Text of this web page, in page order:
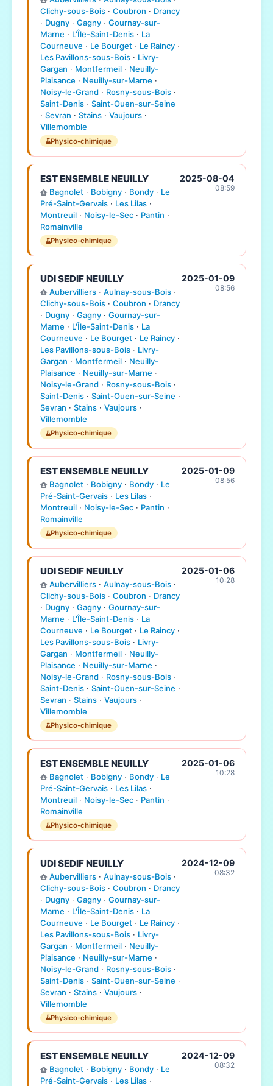
Clichy-sous-Bois· Coubron · Drancy
· Dugny· Gagny· Gournay-sur-
Marne · L'Île-Saint-Denis· La
Courneuve · Le Bourget· Le Raincy·
Les Pavillons-sous-Bois· Livry-
Gargan · Montfermeil· Neuilly-
Plaisance · Neuilly-sur-Marne ·
Noisy-le-Grand· Rosny-sous-Bois·
Saint-Denis· Saint-Ouen-sur-Seine
· Sevran · Stains· Vaujours·
Villemomble
Physico-chimique
EST ENSEMBLE NEUILLY
Bagnolet· Bobigny· Bondy· Le
Pré-Saint-Gervais· Les Lilas·
Montreuil· Noisy-le-Sec· Pantin ·
Romainville
Physico-chimique
2025-08-04
08:59
UDI SEDIF NEUILLY
Aubervilliers· Aulnay-sous-Bois·
Clichy-sous-Bois· Coubron · Drancy
· Dugny· Gagny· Gournay-sur-
Marne · L'Île-Saint-Denis· La
Courneuve · Le Bourget· Le Raincy·
Les Pavillons-sous-Bois· Livry-
Gargan · Montfermeil· Neuilly-
Plaisance · Neuilly-sur-Marne ·
Noisy-le-Grand· Rosny-sous-Bois·
Saint-Denis· Saint-Ouen-sur-Seine ·
Sevran · Stains· Vaujours·
Villemomble
Physico-chimique
2025-01-09
08:56
EST ENSEMBLE NEUILLY
Bagnolet· Bobigny· Bondy· Le
Pré-Saint-Gervais· Les Lilas·
Montreuil· Noisy-le-Sec· Pantin ·
Romainville
Physico-chimique
2025-01-09
08:56
UDI SEDIF NEUILLY
Aubervilliers· Aulnay-sous-Bois·
Clichy-sous-Bois· Coubron · Drancy
· Dugny· Gagny· Gournay-sur-
Marne · L'Île-Saint-Denis· La
Courneuve · Le Bourget· Le Raincy·
Les Pavillons-sous-Bois· Livry-
Gargan · Montfermeil· Neuilly-
Plaisance · Neuilly-sur-Marne ·
Noisy-le-Grand· Rosny-sous-Bois·
Saint-Denis· Saint-Ouen-sur-Seine ·
Sevran · Stains· Vaujours·
Villemomble
Physico-chimique
2025-01-06
10:28
EST ENSEMBLE NEUILLY
Bagnolet· Bobigny· Bondy· Le
Pré-Saint-Gervais· Les Lilas·
Montreuil· Noisy-le-Sec· Pantin ·
Romainville
Physico-chimique
2025-01-06
10:28
UDI SEDIF NEUILLY
Aubervilliers· Aulnay-sous-Bois·
Clichy-sous-Bois· Coubron · Drancy
· Dugny· Gagny· Gournay-sur-
Marne · L'Île-Saint-Denis· La
Courneuve · Le Bourget· Le Raincy·
Les Pavillons-sous-Bois· Livry-
Gargan · Montfermeil· Neuilly-
Plaisance · Neuilly-sur-Marne ·
Noisy-le-Grand· Rosny-sous-Bois·
Saint-Denis· Saint-Ouen-sur-Seine ·
Sevran · Stains· Vaujours·
Villemomble
Physico-chimique
2024-12-09
08:32
EST ENSEMBLE NEUILLY
Bagnolet· Bobigny· Bondy· Le
Pré-Saint-Gervais· Les Lilas·
2024-12-09
08:32